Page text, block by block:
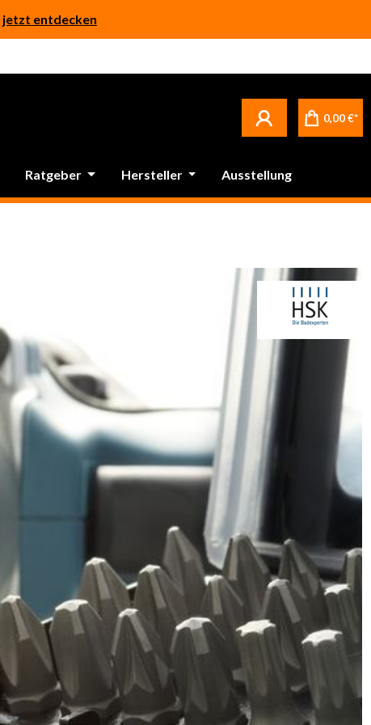
jetzt entdecken
0,00 €*
Ratgeber Hersteller Ausstellung